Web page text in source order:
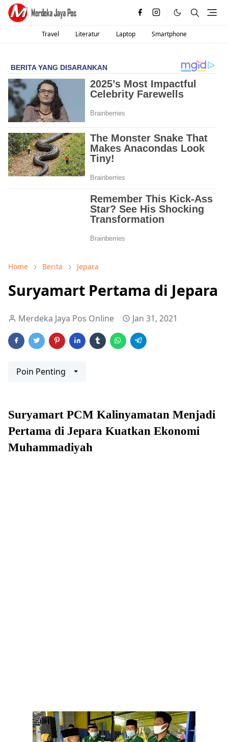
Travel Literatur Laptop Smartphone
Home Berita Jepara
Suryamart Pertama di Jepara
Merdeka Jaya Pos Online Jan 31, 2021
Poin Penting
Suryamart PCM Kalinyamatan Menjadi
Pertama di Jepara Kuatkan Ekonomi
Muhammadiyah